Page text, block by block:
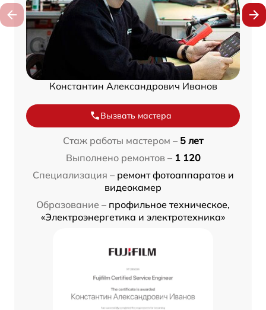
Константин Александрович Иванов
Вызвать мастера
Стаж работы мастером – 5 лет
Выполнено ремонтов – 1 120
Специализация – ремонт фотоаппаратов и
видеокамер
Образование – профильное техническое,
«Электроэнергетика и электротехника»